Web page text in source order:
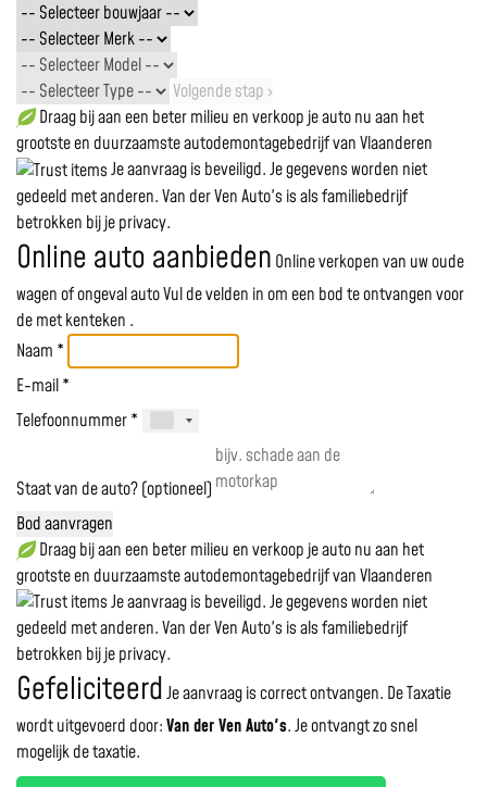
Volgende stap ›
Draag bij aan een beter milieu en verkoop je auto nu aan het
grootste en duurzaamste autodemontagebedrijf van Vlaanderen
Je aanvraag is beveiligd. Je gegevens worden niet
gedeeld met anderen. Van der Ven Auto's is als familiebedrijf
betrokken bij je privacy.
Online auto aanbieden Online verkopen van uw oude
wagen of ongeval autoVul de velden in om een bod te ontvangen voor
demet kenteken .
Naam *
E-mail *
Telefoonnummer *
Staat van de auto? (optioneel)
Bod aanvragen
Draag bij aan een beter milieu en verkoop je auto nu aan het
grootste en duurzaamste autodemontagebedrijf van Vlaanderen
Je aanvraag is beveiligd. Je gegevens worden niet
gedeeld met anderen. Van der Ven Auto's is als familiebedrijf
betrokken bij je privacy.
GefeliciteerdJe aanvraag is correct ontvangen. De Taxatie
wordt uitgevoerd door:Van der Ven Auto's.Je ontvangt zo snel
mogelijk de taxatie.